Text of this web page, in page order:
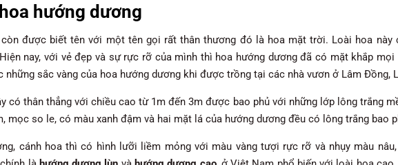
hướng dương
còn được biết tên với một tên gọi rất thân thương đó là hoa mặt trời. Loài hoa này
nay, với vẻ đẹp và sự rực rỡ của mình thì hoa hướng dương đã có mặt khắp
sắc vàng của hoa hướng dương khi được trồng tại các nhà vươn ở Lâm Đồng,
có thân thẳng với chiều cao từ 1m đến 3m được bao phủ với những lớp lông trắng
mọc so le, có màu xanh đậm và hai mặt lá của hướng dương đều có lông trắng bao
cánh hoa thì có hình lưỡi liềm mỏng với màu vàng tượi rực rỡ và nhụy màu